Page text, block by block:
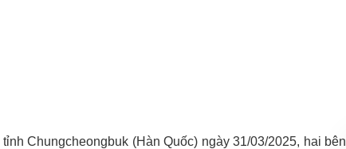
Chungcheongbuk (Hàn Quốc) ngày 31/03/2025, hai bên